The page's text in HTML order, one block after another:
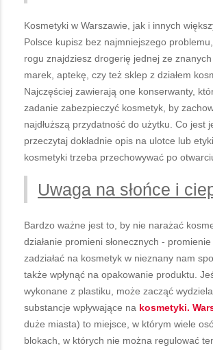
Kosmetyki w Warszawie, jak i innych
Polsce kupisz bez najmniejszego
rogu znajdziesz drogerię jednej ze
marek, aptekę, czy też sklep z działem
Najczęściej zawierają one konserwanty,
zadanie zabezpieczyć kosmetyk, by
najdłuższą przydatność do użytku. Co jest
przeczytaj dokładnie opis na ulotce lub
kosmetyki trzeba przechowywać po
Uwaga na słońce i
Bardzo ważne jest to, by nie narażać
działanie promieni słonecznych -
zadziałać na kosmetyk w nieznany nam
także wpłynąć na opakowanie produktu.
wykonane z plastiku, może zacząć
substancje wpływające na kosmetyki.
duże miasta) to miejsce, w którym wiele
blokach, w których nie można regulować